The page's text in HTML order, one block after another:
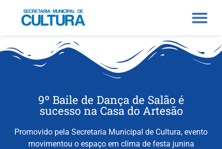
9º Baile de Dança de Salão é
sucesso na Casa do Artesão
Promovido pela Secretaria Municipal de Cultura, evento
movimentou o espaço em clima de festa junina